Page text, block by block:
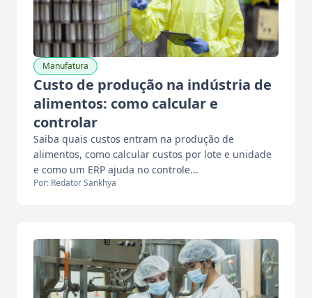
Manufatura
Custo de produção na indústria de
alimentos: como calcular e
controlar
Saiba quais custos entram na produção de
alimentos, como calcular custos por lote e unidade
e como um ERP ajuda no controle...
Por: Redator Sankhya